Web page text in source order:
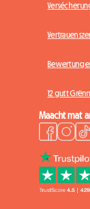
12 gutt
Maacht mat